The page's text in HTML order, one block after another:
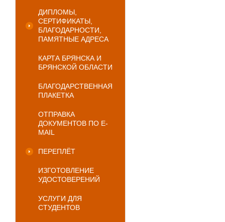
ДИПЛОМЫ,
СЕРТИФИКАТЫ,
БЛАГОДАРНОСТИ,
ПАМЯТНЫЕ АДРЕСА
КАРТА БРЯНСКА И
БРЯНСКОЙ ОБЛАСТИ
БЛАГОДАРСТВЕННАЯ
ПЛАКЕТКА
ОТПРАВКА
ДОКУМЕНТОВ ПО E-
MAIL
ПЕРЕПЛЁТ
ИЗГОТОВЛЕНИЕ
УДОСТОВЕРЕНИЙ
УСЛУГИ ДЛЯ
СТУДЕНТОВ